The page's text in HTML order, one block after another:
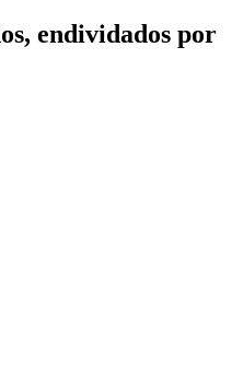
endividados por